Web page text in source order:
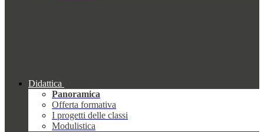
Didattica
Panoramica
Offerta formativa
I progetti delle classi
Modulistica